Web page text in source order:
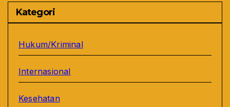
Kategori
Hukum/Kriminal
Internasional
Kesehatan